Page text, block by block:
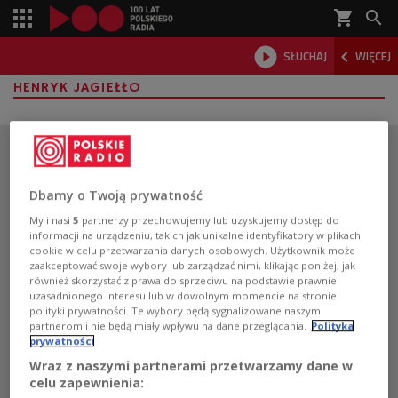
shopping_cart 
 SŁUCHAJ  WIĘCEJ

HENRYK JAGIEŁŁO
Pobierz aplikację Polskie Radio
Dbamy o Twoją prywatność
My i nasi5 partnerzy przechowujemy lub uzyskujemy dostęp do
informacji na urządzeniu, takich jak unikalne identyfikatory w plikach
cookie w celu przetwarzania danych osobowych. Użytkownik może
zaakceptować swoje wybory lub zarządzać nimi, klikając poniżej, jak
również skorzystać z prawa do sprzeciwu na podstawie prawnie
uzasadnionego interesu lub w dowolnym momencie na stronie
polityki prywatności. Te wybory będą sygnalizowane naszym
partnerom i nie będą miały wpływu na dane przeglądania. Polityka
prywatności
Wraz z naszymi partnerami przetwarzamy dane w
celu zapewnienia: